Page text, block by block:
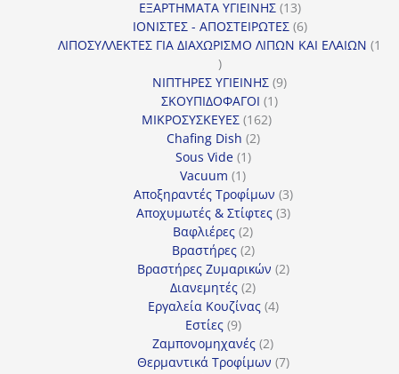
ΕΞΑΡΤΗΜΑΤΑ ΥΓΙΕΙΝΗΣ 1313
προϊόντα
ΙΟΝΙΣΤΕΣ - ΑΠΟΣΤΕΙΡΩΤΕΣ 66
προϊόντα
ΛΙΠΟΣΥΛΛΕΚΤΕΣ ΓΙΑ ΔΙΑΧΩΡΙΣΜΟ ΛΙΠΩΝ ΚΑΙ ΕΛΑΙΩΝ 1
1
προϊόν
ΝΙΠΤΗΡΕΣ ΥΓΙΕΙΝΗΣ 99
ΣΚΟΥΠΙΔΟΦΑΓΟΙ 11
ΜΙΚΡΟΣΥΣΚΕΥΕΣ 162162
Chafing Dish 22
Sous Vide 11
Vacuum 11
προϊόν
Αποξηραντές Τροφίμων 33
προϊόντα
Αποχυμωτές & Στίφτες 33
Βαφλιέρες 22
προϊόντα
Βραστήρες 22
προϊόντα
Βραστήρες Ζυμαρικών 22
Διανεμητές 22
προϊόντα
Εργαλεία Κουζίνας 44
Εστίες 99
προϊόντα
Ζαμπονομηχανές 22
προϊόντα
Θερμαντικά Τροφίμων 77